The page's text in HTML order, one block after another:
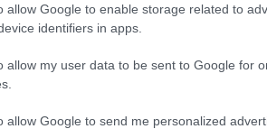
allow Google to enable storage related to
identifiers in apps.
allow my user data to be sent to Google for
allow Google to send me personalized